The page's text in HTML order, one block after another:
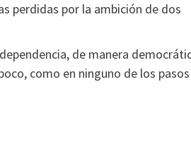
perdidas por la ambición de dos
de manera
como en ninguno de los pasos